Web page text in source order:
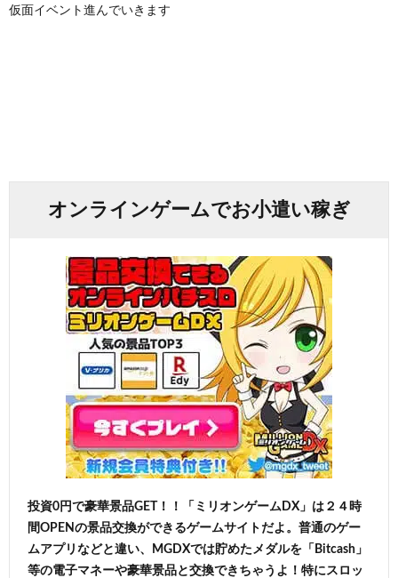
仮面イベント進んでいきます
オンラインゲームでお小遣い稼ぎ
投資0円で豪華景品GET！！「ミリオンゲームDX」は２４時
間OPENの景品交換ができるゲームサイトだよ。普通のゲー
ムアプリなどと違い、MGDXでは貯めたメダルを「Bitcash」
等の電子マネーや豪華景品と交換できちゃうよ！特にスロッ